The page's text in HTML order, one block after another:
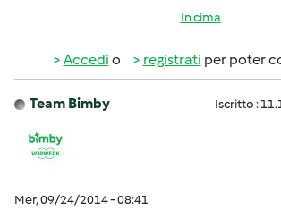
In cima
Accedi o registrati per poter
Team Bimby Iscritto :
Mer, 09/24/2014 - 08:41